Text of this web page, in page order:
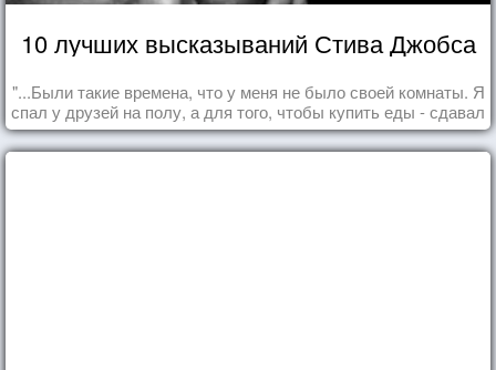
10 лучших высказываний Стива Джобса
"...Были такие времена, что у меня не было своей комнаты. Я
спал у друзей на полу, а для того, чтобы купить еды - сдавал
бутылки из под кока-колы"